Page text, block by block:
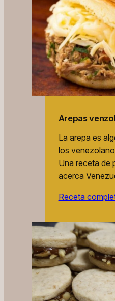
Arepas
La arepa es
los
Una receta de
acerca
Receta